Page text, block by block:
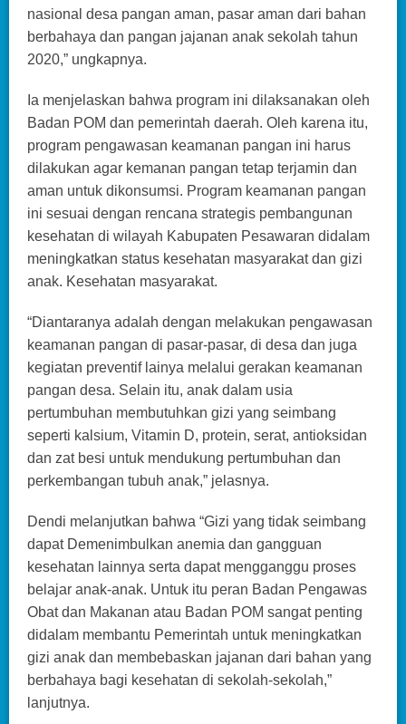
nasional desa pangan aman, pasar aman dari bahan
berbahaya dan pangan jajanan anak sekolah tahun
2020,” ungkapnya.
Ia menjelaskan bahwa program ini dilaksanakan oleh
Badan POM dan pemerintah daerah. Oleh karena itu,
program pengawasan keamanan pangan ini harus
dilakukan agar kemanan pangan tetap terjamin dan
aman untuk dikonsumsi. Program keamanan pangan
ini sesuai dengan rencana strategis pembangunan
kesehatan di wilayah Kabupaten Pesawaran didalam
meningkatkan status kesehatan masyarakat dan gizi
anak. Kesehatan masyarakat.
“Diantaranya adalah dengan melakukan pengawasan
keamanan pangan di pasar-pasar, di desa dan juga
kegiatan preventif lainya melalui gerakan keamanan
pangan desa. Selain itu, anak dalam usia
pertumbuhan membutuhkan gizi yang seimbang
seperti kalsium, Vitamin D, protein, serat, antioksidan
dan zat besi untuk mendukung pertumbuhan dan
perkembangan tubuh anak,” jelasnya.
Dendi melanjutkan bahwa “Gizi yang tidak seimbang
dapat Demenimbulkan anemia dan gangguan
kesehatan lainnya serta dapat mengganggu proses
belajar anak-anak. Untuk itu peran Badan Pengawas
Obat dan Makanan atau Badan POM sangat penting
didalam membantu Pemerintah untuk meningkatkan
gizi anak dan membebaskan jajanan dari bahan yang
berbahaya bagi kesehatan di sekolah-sekolah,”
lanjutnya.